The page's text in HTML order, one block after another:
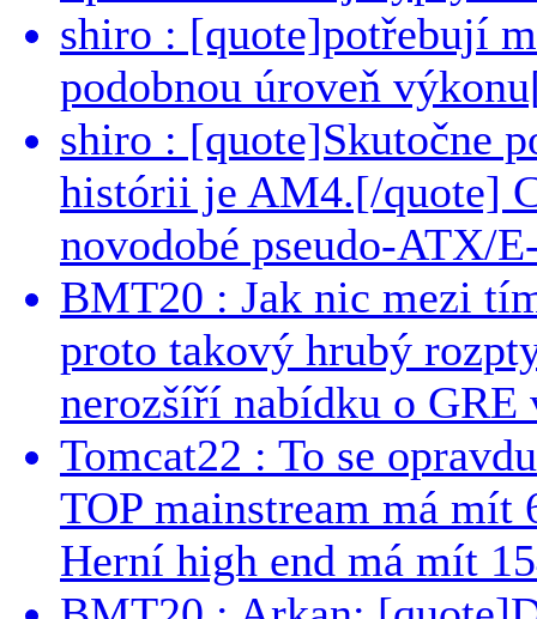
shiro : [quote]potřebují
podobnou úroveň
shiro : [quote]Skutočne
histórii je AM4.[/quote]
novodobé pseudo-ATX/
BMT20 : Jak nic mezi
proto takový hrubý
nerozšíří nabídku o GRE
Tomcat22 : To se
TOP mainstream má
Herní high end má mít